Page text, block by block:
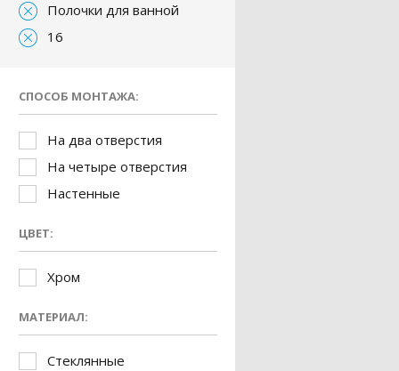
Полочки для ванной
16
СПОСОБ МОНТАЖА:
На два отверстия
На четыре отверстия
Настенные
ЦВЕТ:
Хром
МАТЕРИАЛ:
Стеклянные